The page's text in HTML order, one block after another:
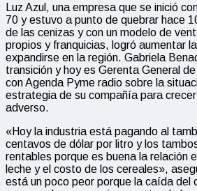
Luz Azul, una empresa que se inició
70 y estuvo a punto de quebrar hace
de las cenizas y con un modelo de
propios y franquicias, logró aumentar
expandirse en la región. Gabriela
transición y hoy es Gerenta General
con Agenda Pyme radio sobre la
estrategia de su compañía para
adverso.
«Hoy la industria está pagando al
centavos de dólar por litro y los
rentables porque es buena la relación
leche y el costo de los cereales»,
está un poco peor porque la caída del